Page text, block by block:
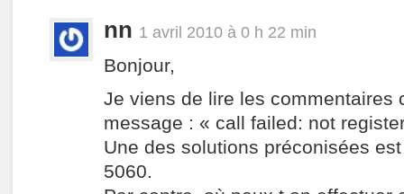
nn 1 avril 2010 à 0 h 22 min
Bonjour,
Je viens de lire les commentaires
message : « call failed: not
Une des solutions préconisées est
5060.